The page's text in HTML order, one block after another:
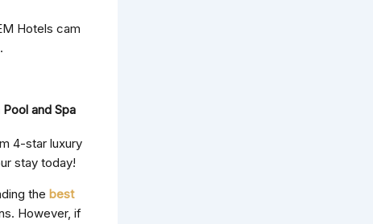
Hotels cam
and Spa
4-star luxury
stay today!
the best
However, if